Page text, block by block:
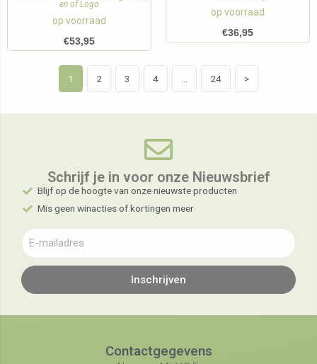
en of Logo
op voorraad
€53,95
op voorraad
€36,95
1 2 3 4 24 >
Schrijf je in voor onze Nieuwsbrief​
Blijf op de hoogte van onze nieuwste producten
Mis geen winacties of kortingen meer
Inschrijven
Contactgegevens